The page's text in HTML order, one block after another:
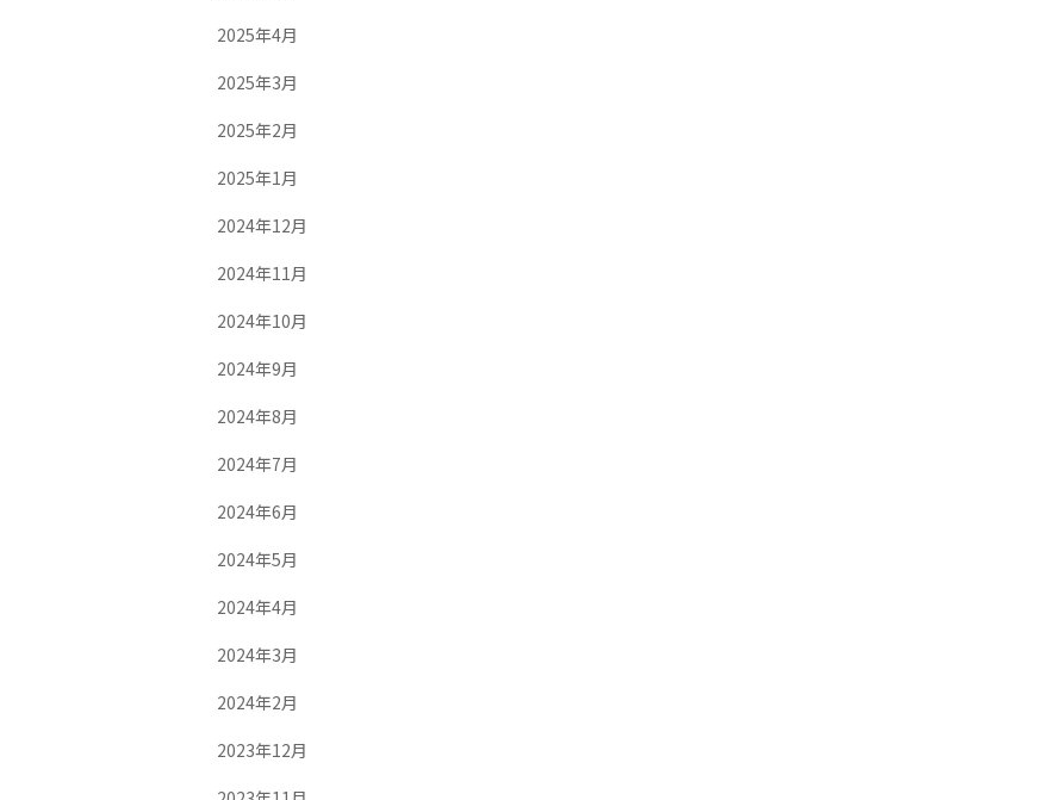
2025年4月
2025年3月
2025年2月
2025年1月
2024年12月
2024年11月
2024年10月
2024年9月
2024年8月
2024年7月
2024年6月
2024年5月
2024年4月
2024年3月
2024年2月
2023年12月